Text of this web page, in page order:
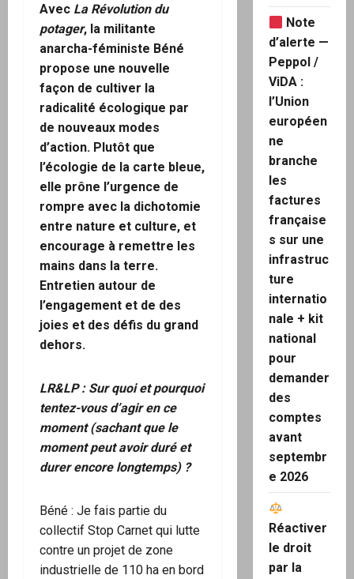
Avec La Révolution du
potager, la militante
anarcha-féministe Béné
propose une nouvelle
façon de cultiver la
radicalité écologique par
de nouveaux modes
d’action. Plutôt que
l’écologie de la carte bleue,
elle prône l’urgence de
rompre avec la dichotomie
entre nature et culture, et
encourage à remettre les
mains dans la terre.
Entretien autour de
l’engagement et de des
joies et des défis du grand
dehors.
LR&LP : Sur quoi et pourquoi
tentez-vous d’agir en ce
moment (sachant que le
moment peut avoir duré et
durer encore longtemps) ?
Béné : Je fais partie du
collectif Stop Carnet qui lutte
contre un projet de zone
industrielle de 110 ha en bord
Note
d’alerte —
Peppol /
ViDA :
l’Union
européen
ne
branche
les
factures
française
s sur une
infrastruc
ture
internatio
nale + kit
national
pour
demander
des
comptes
avant
septembr
e 2026
Réactiver
le droit
par la